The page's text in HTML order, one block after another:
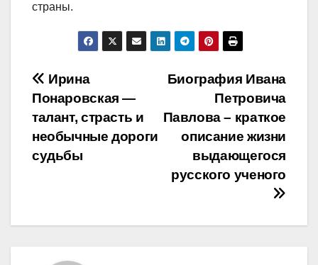
страны.
Навигация
по
записям
Биография Ивана
Петровича
Павлова – краткое
описание жизни
выдающегося
русского ученого
Ирина
Понаровская —
талант, страсть и
необычные дороги
судьбы